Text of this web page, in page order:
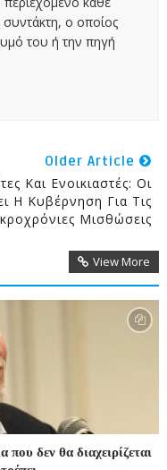
συντάκτη, ο οποίος
του ή την πηγή
Older Article
Και Ενοικιαστές: Οι
Η Κυβέρνηση Για Τις
Μισθώσεις
View More
δεν θα διαχειρίζεται